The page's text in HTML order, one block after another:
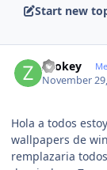
Start new
zookey
November
Hola a todos
wallpapers de
remplazaria